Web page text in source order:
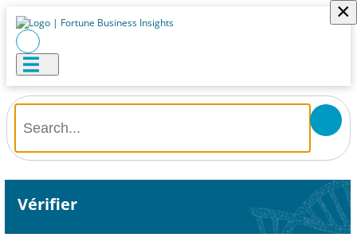
×
Vérifier